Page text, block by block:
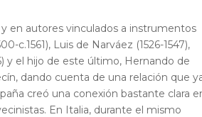
en autores vinculados a instrumentos
c.1561), Luis de Narváez (1526-1547),
y el hijo de este último, Hernando de
dando cuenta de una relación que
creó una conexión bastante clara
En Italia, durante el mismo